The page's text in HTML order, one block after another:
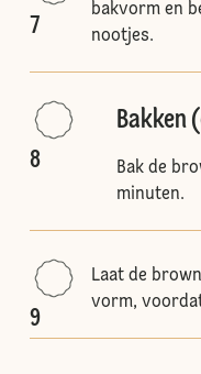
7
bakvorm en
nootjes.
8
Bakken
Bak de
minuten.
9
Laat de
vorm,